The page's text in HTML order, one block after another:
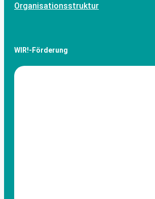
Organisationsstruktur
WIR!-Förderung